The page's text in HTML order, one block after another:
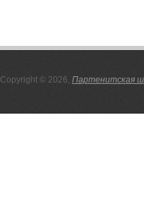
Copyright © 2026, Партенитская